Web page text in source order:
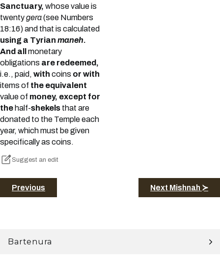
Sanctuary, whose value is
twentygera(see Numbers
18:16) and that is calculated
using a Tyrian maneh.
And all
monetary
obligations are redeemed,
i.e., paid, with coins or with
items of the equivalent
value of money, except for
the half-shekels that are
donated to the Temple each
year, which must be given
specifically as coins.
Suggest an edit
Previous Next Mishnah ≻
Bartenura